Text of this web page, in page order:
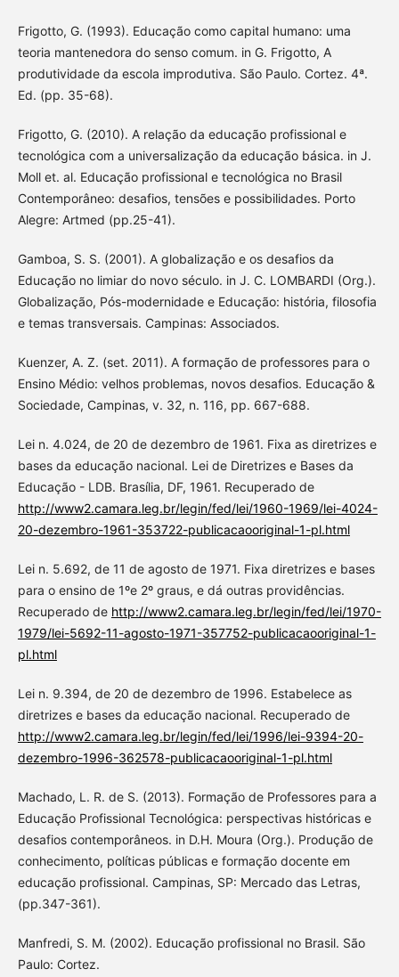
Frigotto, G. (1993). Educação como capital humano: uma
teoria mantenedora do senso comum. in G. Frigotto, A
produtividade da escola improdutiva. São Paulo. Cortez. 4ª.
Ed. (pp. 35-68).
Frigotto, G. (2010). A relação da educação profissional e
tecnológica com a universalização da educação básica. in J.
Moll et. al. Educação profissional e tecnológica no Brasil
Contemporâneo: desafios, tensões e possibilidades. Porto
Alegre: Artmed (pp.25-41).
Gamboa, S. S. (2001). A globalização e os desafios da
Educação no limiar do novo século. in J. C. LOMBARDI (Org.).
Globalização, Pós-modernidade e Educação: história, filosofia
e temas transversais. Campinas: Associados.
Kuenzer, A. Z. (set. 2011). A formação de professores para o
Ensino Médio: velhos problemas, novos desafios. Educação &
Sociedade, Campinas, v. 32, n. 116, pp. 667-688.
Lei n. 4.024, de 20 de dezembro de 1961. Fixa as diretrizes e
bases da educação nacional. Lei de Diretrizes e Bases da
Educação - LDB. Brasília, DF, 1961. Recuperado de
http://www2.camara.leg.br/legin/fed/lei/1960-1969/lei-4024-
20-dezembro-1961-353722-publicacaooriginal-1-pl.html
Lei n. 5.692, de 11 de agosto de 1971. Fixa diretrizes e bases
para o ensino de 1ºe 2º graus, e dá outras providências.
Recuperado de http://www2.camara.leg.br/legin/fed/lei/1970-
1979/lei-5692-11-agosto-1971-357752-publicacaooriginal-1-
pl.html
Lei n. 9.394, de 20 de dezembro de 1996. Estabelece as
diretrizes e bases da educação nacional. Recuperado de
http://www2.camara.leg.br/legin/fed/lei/1996/lei-9394-20-
dezembro-1996-362578-publicacaooriginal-1-pl.html
Machado, L. R. de S. (2013). Formação de Professores para a
Educação Profissional Tecnológica: perspectivas históricas e
desafios contemporâneos. in D.H. Moura (Org.). Produção de
conhecimento, políticas públicas e formação docente em
educação profissional. Campinas, SP: Mercado das Letras,
(pp.347-361).
Manfredi, S. M. (2002). Educação profissional no Brasil. São
Paulo: Cortez.